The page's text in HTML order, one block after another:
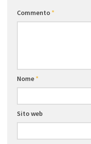
Commento*
Nome*
Sito web